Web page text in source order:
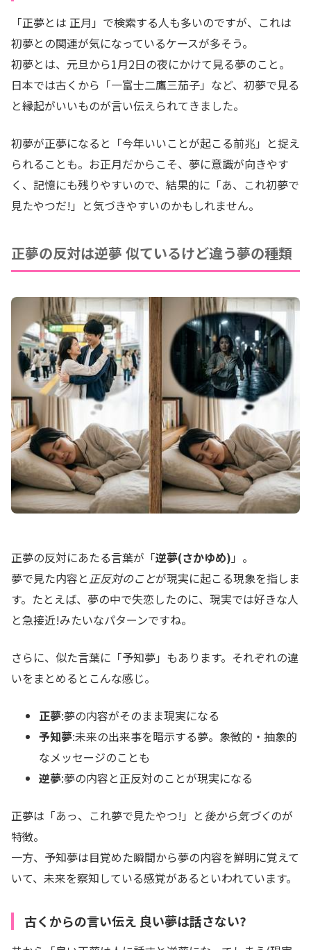
「正夢とは 正月」で検索する人も多いのですが、これは
初夢との関連が気になっているケースが多そう。
初夢とは、元旦から1月2日の夜にかけて見る夢のこと。
日本では古くから「一富士二鷹三茄子」など、初夢で見る
と縁起がいいものが言い伝えられてきました。
初夢が正夢になると「今年いいことが起こる前兆」と捉え
られることも。お正月だからこそ、夢に意識が向きやす
く、記憶にも残りやすいので、結果的に「あ、これ初夢で
見たやつだ!」と気づきやすいのかもしれません。
正夢の反対は逆夢 似ているけど違う夢の種類
正夢の反対にあたる言葉が「逆夢(さかゆめ) 」。
夢で見た内容と 正反対のことが現実に起こる現象を指しま
す。たとえば、夢の中で失恋したのに、現実では好きな人
と急接近!みたいなパターンですね。
さらに、似た言葉に「予知夢」もあります。それぞれの違
いをまとめるとこんな感じ。
正夢:夢の内容がそのまま現実になる
予知夢:未来の出来事を暗示する夢。象徴的・抽象的
なメッセージのことも
逆夢:夢の内容と正反対のことが現実になる
正夢は「あっ、これ夢で見たやつ!」と 後から気づくのが
特徴。
一方、予知夢は目覚めた瞬間から夢の内容を鮮明に覚えて
いて、未来を察知している感覚があるといわれています。
古くからの言い伝え 良い夢は話さない?